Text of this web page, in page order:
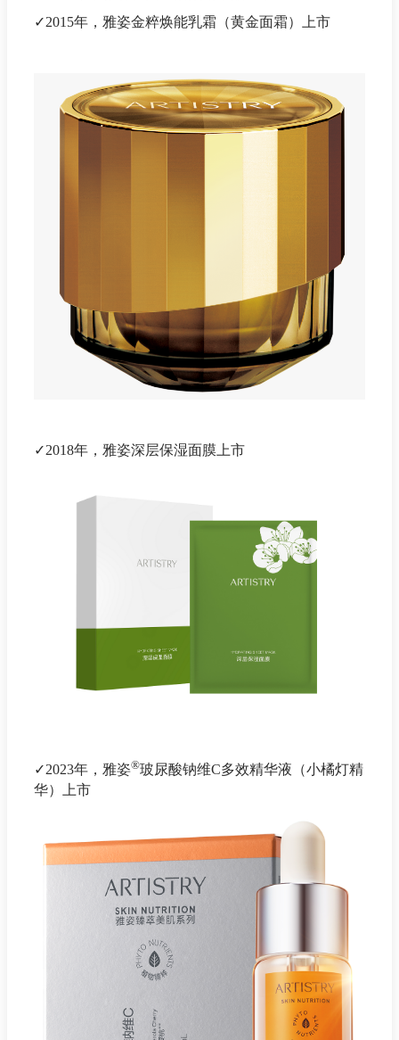
✓2015年，雅姿金粹焕能乳霜（黄金面霜）上市
✓2018年，雅姿深层保湿面膜上市
✓2023年，雅姿®玻尿酸钠维C多效精华液（小橘灯精
华）上市